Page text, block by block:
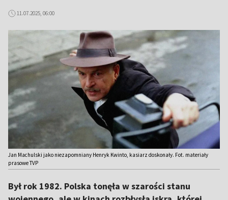
11.07.2025, 06:00
Jan Machulski jako niezapomniany Henryk Kwinto, kasiarz doskonały. Fot. materiały
prasowe TVP
Był rok 1982. Polska tonęła w szarości stanu